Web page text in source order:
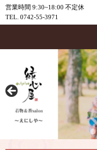
営業時間 9:30~18:00 不定休
TEL. 0742-55-3971